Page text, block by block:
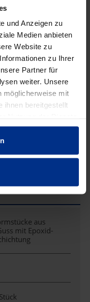
und Anzeigen zu
Medien anbieten
Website zu
zu Ihrer
Partner für
weiter. Unsere
möglicherweise mit
ihnen bereitgestellt
BSCH16RF
aus
mit Epoxid-